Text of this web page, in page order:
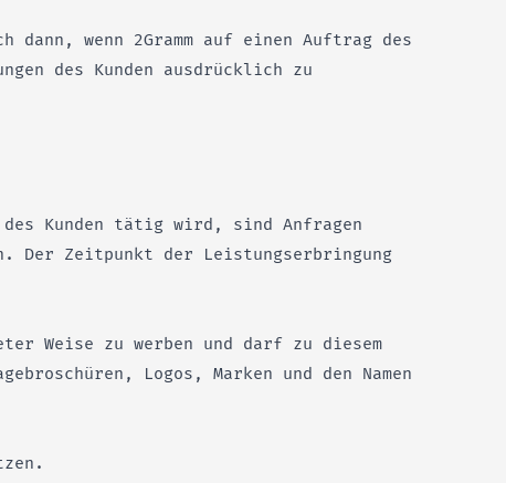
wenn 2Gramm auf einen Auftrag des
des Kunden ausdrücklich zu
Kunden tätig wird, sind Anfragen
Der Zeitpunkt der Leistungserbringung
Weise zu werben und darf zu diesem
Logos, Marken und den Namen